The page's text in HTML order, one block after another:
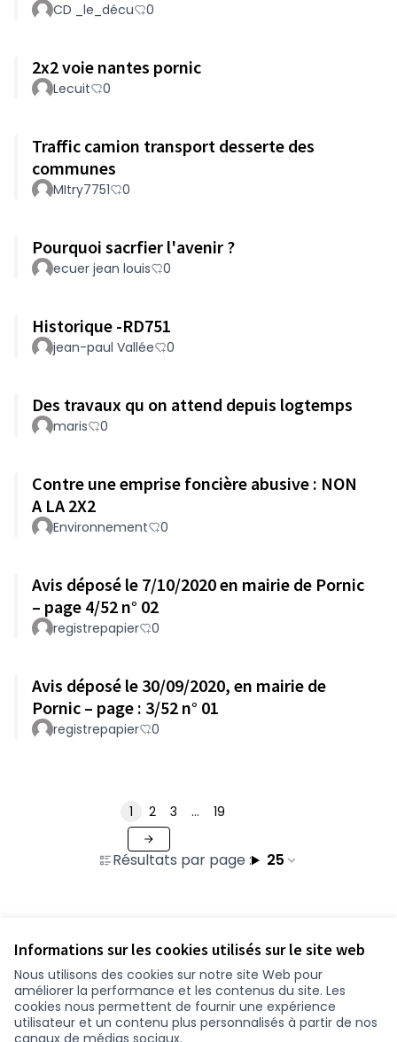
Informations sur les cookies utilisés sur le site web
Nous utilisons des cookies sur notre site Web pour
améliorer la performance et les contenus du site. Les
cookies nous permettent de fournir une expérience
utilisateur et un contenu plus personnalisés à partir de nos
canaux de médias sociaux.
CD _le_décu 0
2x2 voie nantes pornic
Lecuit 0
Traffic camion transport desserte des
communes
MItry7751 0
Pourquoi sacrfier l'avenir ?
ecuer jean louis 0
Historique -RD751
jean-paul Vallée 0
Des travaux qu on attend depuis logtemps
maris 0
Contre une emprise foncière abusive : NON
A LA 2X2
Environnement 0
Avis déposé le 7/10/2020 en mairie de Pornic
– page 4/52 n° 02
registrepapier 0
Avis déposé le 30/09/2020, en mairie de
Pornic – page : 3/52 n° 01
registrepapier 0
Résultats par page : 25
1 2 3 … 19
Conditions d'utilisation
Paramètres des cookies
participer.loire-atlantique.fr sur Facebook
participer.loire-atlantique.fr sur Instagram
participer.loire-atlantique.fr sur YouTube